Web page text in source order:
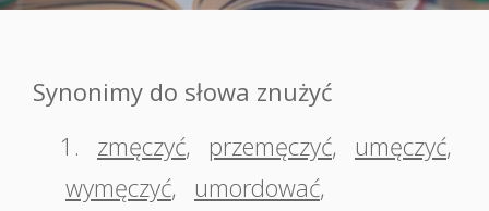
Synonimy do słowa znużyć
1.
zmęczyć, przemęczyć, umęczyć,
wymęczyć, umordować,